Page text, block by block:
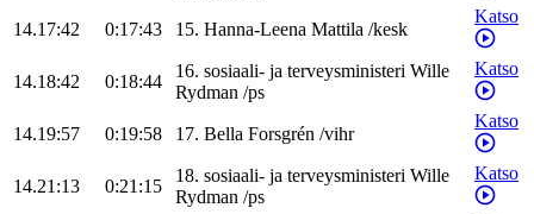
14.17:42 0:17:43 15. Hanna-Leena Mattila /kesk
Katso
14.18:42 0:18:44
16. sosiaali- ja terveysministeri Wille
Rydman /ps
Katso
14.19:57 0:19:58 17. Bella Forsgrén /vihr
Katso
14.21:13 0:21:15
18. sosiaali- ja terveysministeri Wille
Rydman /ps
Katso